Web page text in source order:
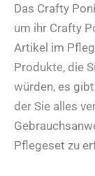
Das Crafty
um ihr Crafty
Artikel im
Produkte, die
würden, es
der Sie alles
Pflegeset zu